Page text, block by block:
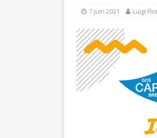
7 juin 2021 Luigi